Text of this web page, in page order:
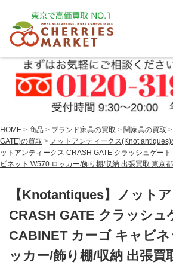
HOME > 商品 > ブランド家具の買取 > 関家具の買取 >
GATE)の買取 > ノットアンティークス(Knot antiques)
ットアンティークス CRASH GATE クラッシュゲー
ビネット W570 ロッカー/飾り棚/収納 出張買取 東京
【Knotantiques】ノット
CRASH GATE クラッシュ
CABINET カーゴ キャビネ
ッカー/飾り棚/収納 出張買